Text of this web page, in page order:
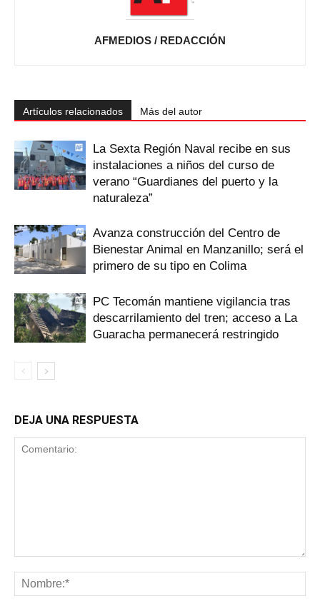
AFMEDIOS / REDACCIÓN
Artículos relacionados Más del autor
La Sexta Región Naval recibe en sus
instalaciones a niños del curso de
verano “Guardianes del puerto y la
naturaleza”
Avanza construcción del Centro de
Bienestar Animal en Manzanillo; será el
primero de su tipo en Colima
PC Tecomán mantiene vigilancia tras
descarrilamiento del tren; acceso a La
Guaracha permanecerá restringido
DEJA UNA RESPUESTA